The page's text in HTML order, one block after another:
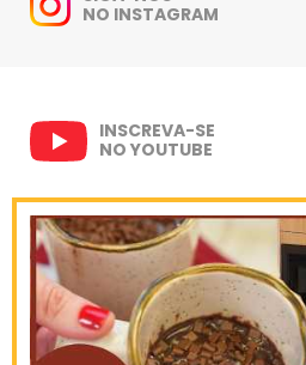
NO INSTAGRAM
INSCREVA-SE
NO YOUTUBE